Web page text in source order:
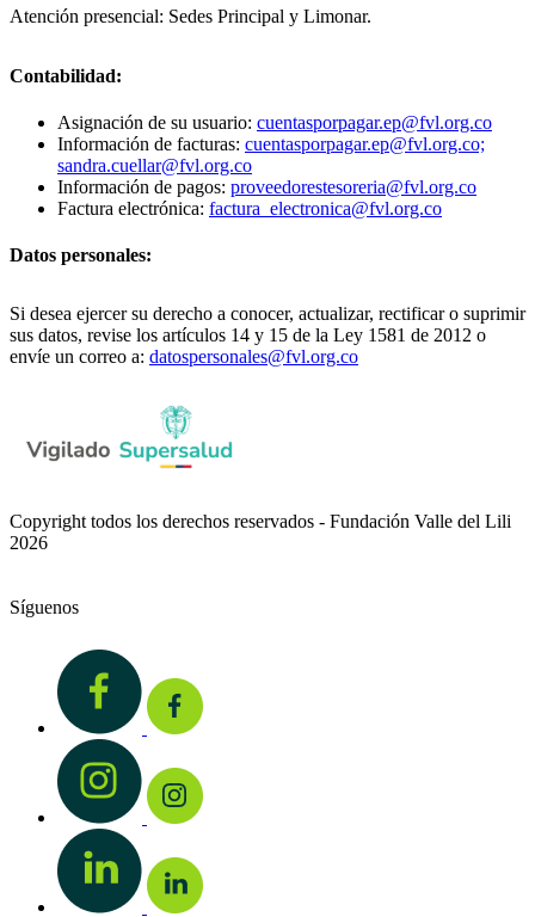
Atención presencial: Sedes Principal y Limonar.
Contabilidad:
Asignación de su usuario: cuentasporpagar.ep@fvl.org.co
Información de facturas: cuentasporpagar.ep@fvl.org.co;
sandra.cuellar@fvl.org.co
Información de pagos: proveedorestesoreria@fvl.org.co
Factura electrónica: factura_electronica@fvl.org.co
Datos personales:
Si desea ejercer su derecho a conocer, actualizar, rectificar o suprimir
sus datos, revise los artículos 14 y 15 de la Ley 1581 de 2012 o
envíe un correo a: datospersonales@fvl.org.co
Copyright todos los derechos reservados - Fundación Valle del Lili
2026
Síguenos